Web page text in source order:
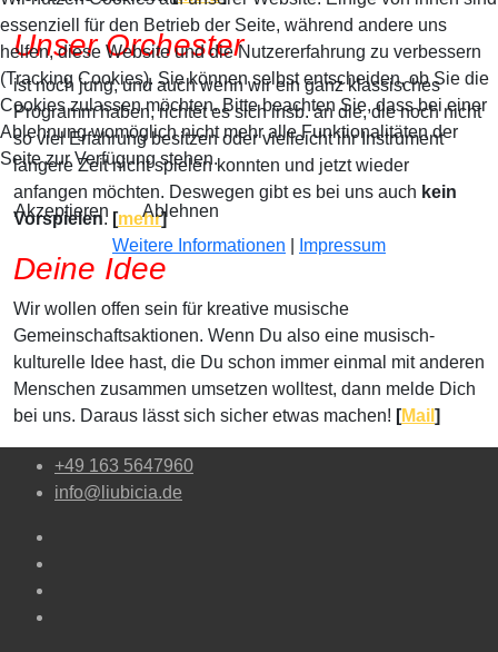
Unser Orchester
ist noch jung, und auch wenn wir ein ganz klassisches
Programm haben, richtet es sich insb. an die, die noch nicht
so viel Erfahrung besitzen oder vielleicht ihr Instrument
längere Zeit nicht spielen konnten und jetzt wieder
anfangen möchten. Deswegen gibt es bei uns auch kein
Vorspielen. [mehr]
Deine Idee
Wir wollen offen sein für kreative musische
Gemeinschaftsaktionen. Wenn Du also eine musisch-
kulturelle Idee hast, die Du schon immer einmal mit anderen
Menschen zusammen umsetzen wolltest, dann melde Dich
bei uns. Daraus lässt sich sicher etwas machen! [Mail ]
+49 163 5647960
info@liubicia.de
essenziell für den Betrieb der Seite, während andere uns
helfen, diese Website und die Nutzererfahrung zu verbessern
(Tracking Cookies). Sie können selbst entscheiden, ob Sie die
Cookies zulassen möchten. Bitte beachten Sie, dass bei einer
Ablehnung womöglich nicht mehr alle Funktionalitäten der
Seite zur Verfügung stehen.
Akzeptieren
Ablehnen
Weitere Informationen
Impressum